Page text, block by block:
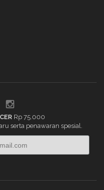
Rp 75.000
serta penawaran spesial.